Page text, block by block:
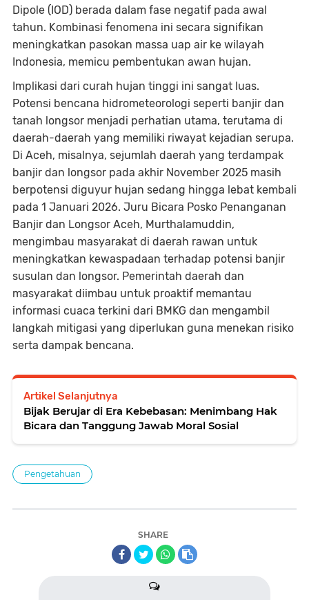
Dipole (IOD) berada dalam fase negatif pada awal
tahun. Kombinasi fenomena ini secara signifikan
meningkatkan pasokan massa uap air ke wilayah
Indonesia, memicu pembentukan awan hujan.
Implikasi dari curah hujan tinggi ini sangat luas.
Potensi bencana hidrometeorologi seperti banjir dan
tanah longsor menjadi perhatian utama, terutama di
daerah-daerah yang memiliki riwayat kejadian serupa.
Di Aceh, misalnya, sejumlah daerah yang terdampak
banjir dan longsor pada akhir November 2025 masih
berpotensi diguyur hujan sedang hingga lebat kembali
pada 1 Januari 2026. Juru Bicara Posko Penanganan
Banjir dan Longsor Aceh, Murthalamuddin,
mengimbau masyarakat di daerah rawan untuk
meningkatkan kewaspadaan terhadap potensi banjir
susulan dan longsor. Pemerintah daerah dan
masyarakat diimbau untuk proaktif memantau
informasi cuaca terkini dari BMKG dan mengambil
langkah mitigasi yang diperlukan guna menekan risiko
serta dampak bencana.
Artikel Selanjutnya
Bijak Berujar di Era Kebebasan: Menimbang Hak
Bicara dan Tanggung Jawab Moral Sosial
Pengetahuan
SHARE